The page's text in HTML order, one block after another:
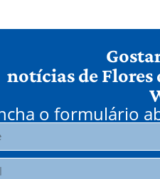
notícias de Flores
o formulário